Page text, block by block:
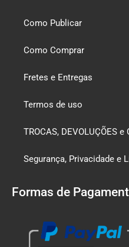
Como Publicar
Como Comprar
Fretes e Entregas
Termos de uso
TROCAS, DEVOLUÇÕES
Segurança, Privacidade e
Formas de